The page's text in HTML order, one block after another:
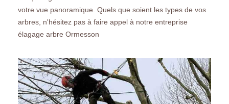
votre vue panoramique. Quels que soient les types de vos
arbres, n'hésitez pas à faire appel à notre entreprise
élagage arbre Ormesson